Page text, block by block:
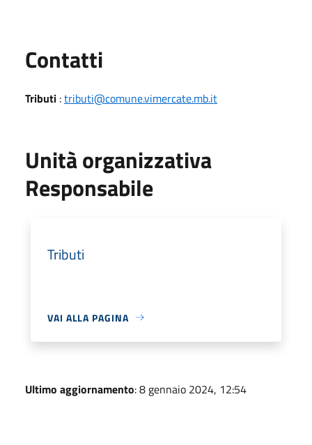
Contatti
Tributi :tributi@comune.vimercate.mb.it
Unità organizzativa
Responsabile
Tributi
VAI ALLA PAGINA
Ultimo aggiornamento: 8 gennaio 2024, 12:54